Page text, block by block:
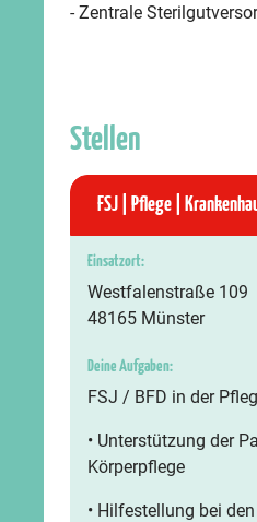
- Zentrale
Stellen
FSJ | Pflege |
Einsatzort:
Westfalenstraße 109
48165 Münster
Deine Aufgaben:
FSJ / BFD in der
• Unterstützung der
Körperpflege
• Hilfestellung bei